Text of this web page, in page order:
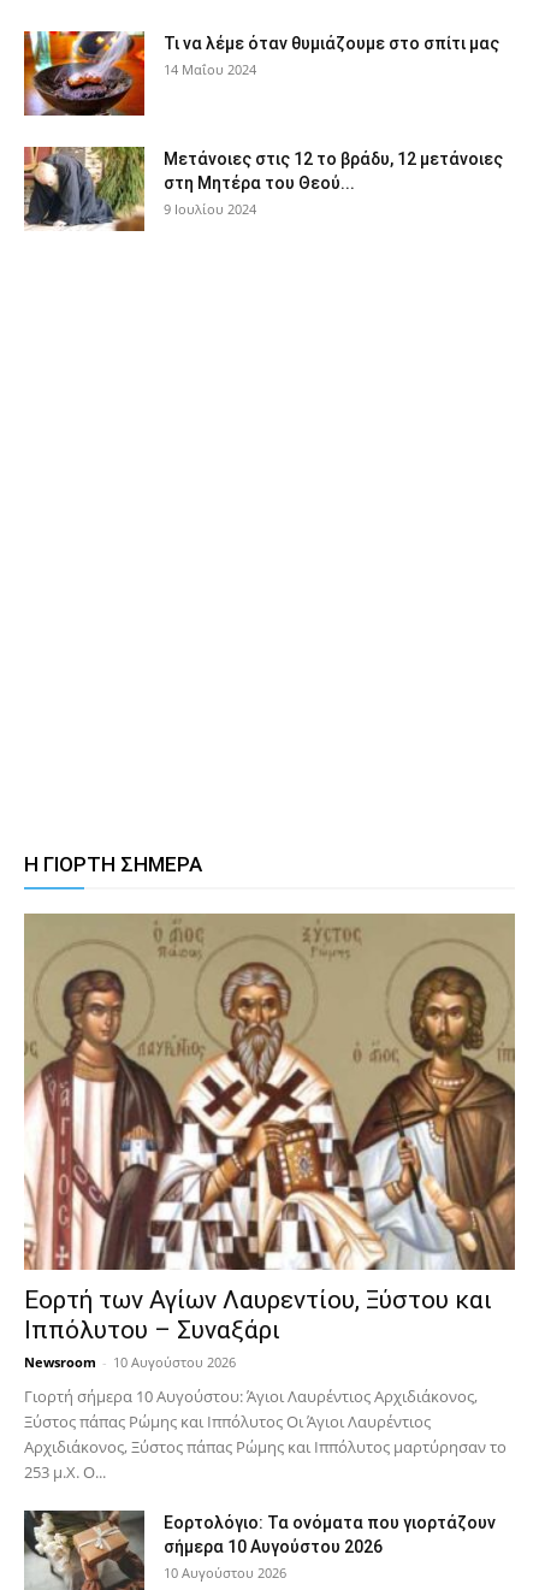
Τι να λέμε όταν θυμιάζουμε στο σπίτι μας
14 Μαΐου 2024
Μετάνοιες στις 12 το βράδυ, 12 μετάνοιες
στη Μητέρα του Θεού...
9 Ιουλίου 2024
Η ΓΙΟΡΤΗ ΣΗΜΕΡΑ
Εορτή των Αγίων Λαυρεντίου, Ξύστου και
Ιππόλυτου – Συναξάρι
Newsroom - 10 Αυγούστου 2026
Γιορτή σήμερα 10 Αυγούστου: Άγιοι Λαυρέντιος Αρχιδιάκονος,
Ξύστος πάπας Ρώμης και Ιππόλυτος Οι Άγιοι Λαυρέντιος
Αρχιδιάκονος, Ξύστος πάπας Ρώμης και Ιππόλυτος μαρτύρησαν το
253 μ.Χ. Ο...
Εορτολόγιο: Τα ονόματα που γιορτάζουν
σήμερα 10 Αυγούστου 2026
10 Αυγούστου 2026